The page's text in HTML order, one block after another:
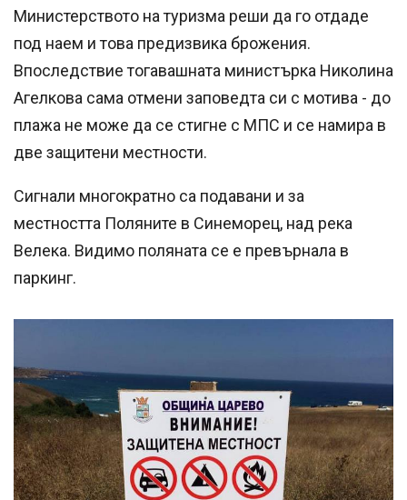
Министерството на туризма реши да го отдаде
под наем и това предизвика брожения.
Впоследствие тогавашната министърка Николина
Агелкова сама отмени заповедта си с мотива - до
плажа не може да се стигне с МПС и се намира в
две защитени местности.
Сигнали многократно са подавани и за
местността Поляните в Синеморец, над река
Велека. Видимо поляната се е превърнала в
паркинг.